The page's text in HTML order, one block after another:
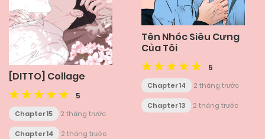
[DITTO] Collage
5
Chapter 15 2 tháng trước
Chapter 14 2 tháng trước
Tên Nhóc Siêu Cưng
Của Tôi
5
Chapter 14 2 tháng trước
Chapter 13 2 tháng trước